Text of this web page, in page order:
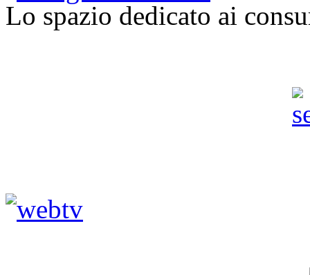
Lo spazio dedicato ai